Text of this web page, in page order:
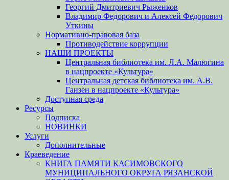
Георгий Дмитриевич Рыженков
Владимир Федорович и Алексей Федорович
Уткины
Нормативно-правовая база
Противодействие коррупции
НАШИ ПРОЕКТЫ
Центральная библиотека им. Л.А. Малюгина
в нацпроекте «Культура»
Центральная детская библиотека им. А.В.
Ганзен в нацпроекте «Культура»
Доступная среда
Ресурсы
Подписка
НОВИНКИ
Услуги
Дополнительные
Краеведение
КНИГА ПАМЯТИ КАСИМОВСКОГО
МУНИЦИПАЛЬНОГО ОКРУГА РЯЗАНСКОЙ